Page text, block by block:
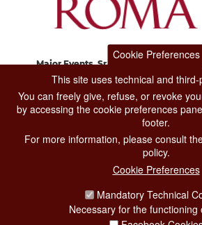
Major Events, Sport, Tourism and
Via di San Basilio, 51
CONTACT CENTER TEL.
CONTATTA LA REDAZIONE
PRIVACY
SOCIAL MEDIA POLICY
Cookie Preferences
This site uses technical and
You can freely give, refuse, or revoke
by accessing the cookie preferences
footer.
For more information, please consult
policy.
Cookie Preferences
Mandatory Technical
Necessary for the functioning